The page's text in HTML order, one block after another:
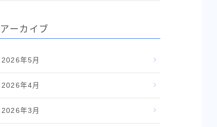
アーカイブ
2026年5月
2026年4月
2026年3月